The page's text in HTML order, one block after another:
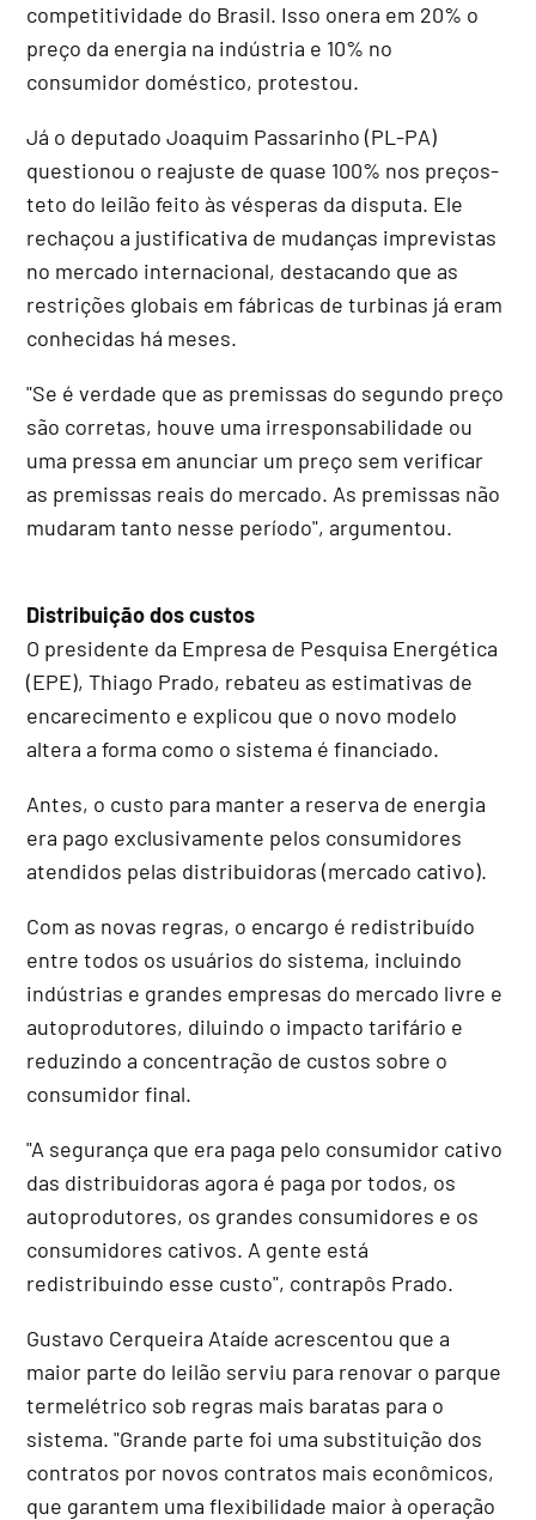
competitividade do Brasil. Isso onera em 20% o
preço da energia na indústria e 10% no
consumidor doméstico, protestou.
Já o deputado Joaquim Passarinho (PL-PA)
questionou o reajuste de quase 100% nos preços-
teto do leilão feito às vésperas da disputa. Ele
rechaçou a justificativa de mudanças imprevistas
no mercado internacional, destacando que as
restrições globais em fábricas de turbinas já eram
conhecidas há meses.
"Se é verdade que as premissas do segundo preço
são corretas, houve uma irresponsabilidade ou
uma pressa em anunciar um preço sem verificar
as premissas reais do mercado. As premissas não
mudaram tanto nesse período", argumentou.
Distribuição dos custos
O presidente da Empresa de Pesquisa Energética
(EPE), Thiago Prado, rebateu as estimativas de
encarecimento e explicou que o novo modelo
altera a forma como o sistema é financiado.
Antes, o custo para manter a reserva de energia
era pago exclusivamente pelos consumidores
atendidos pelas distribuidoras (mercado cativo).
Com as novas regras, o encargo é redistribuído
entre todos os usuários do sistema, incluindo
indústrias e grandes empresas do mercado livre e
autoprodutores, diluindo o impacto tarifário e
reduzindo a concentração de custos sobre o
consumidor final.
"A segurança que era paga pelo consumidor cativo
das distribuidoras agora é paga por todos, os
autoprodutores, os grandes consumidores e os
consumidores cativos. A gente está
redistribuindo esse custo", contrapôs Prado.
Gustavo Cerqueira Ataíde acrescentou que a
maior parte do leilão serviu para renovar o parque
termelétrico sob regras mais baratas para o
sistema. "Grande parte foi uma substituição dos
contratos por novos contratos mais econômicos,
que garantem uma flexibilidade maior à operação